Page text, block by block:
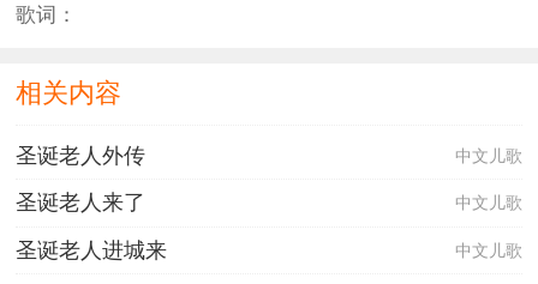
歌词：
相关内容
圣诞老人外传 中文儿歌
圣诞老人来了 中文儿歌
圣诞老人进城来 中文儿歌